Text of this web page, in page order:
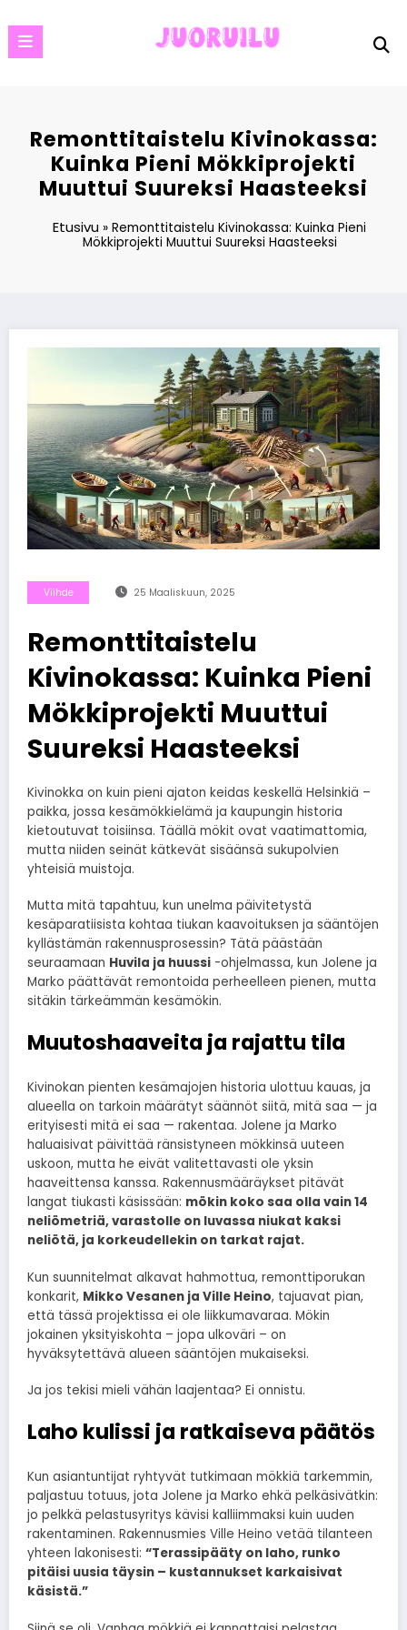
to
content
Remonttitaistelu Kivinokassa:
Kuinka Pieni Mökkiprojekti
Muuttui Suureksi Haasteeksi
Etusivu »Remonttitaistelu Kivinokassa: Kuinka Pieni
Mökkiprojekti Muuttui Suureksi Haasteeksi
Viihde 25 Maaliskuun, 2025
Remonttitaistelu
Kivinokassa: Kuinka Pieni
Mökkiprojekti Muuttui
Suureksi Haasteeksi
Kivinokka on kuin pieni ajaton keidas keskellä Helsinkiä –
paikka, jossa kesämökkielämä ja kaupungin historia
kietoutuvat toisiinsa. Täällä mökit ovat vaatimattomia,
mutta niiden seinät kätkevät sisäänsä sukupolvien
yhteisiä muistoja.
Mutta mitä tapahtuu, kun unelma päivitetystä
kesäparatiisista kohtaa tiukan kaavoituksen ja sääntöjen
kyllästämän rakennusprosessin? Tätä päästään
seuraamaan Huvila ja huussi -ohjelmassa, kun Jolene ja
Marko päättävät remontoida perheelleen pienen, mutta
sitäkin tärkeämmän kesämökin.
Muutoshaaveita ja rajattu tila
Kivinokan pienten kesämajojen historia ulottuu kauas, ja
alueella on tarkoin määrätyt säännöt siitä, mitä saa — ja
erityisesti mitä ei saa — rakentaa. Jolene ja Marko
haluaisivat päivittää ränsistyneen mökkinsä uuteen
uskoon, mutta he eivät valitettavasti ole yksin
haaveittensa kanssa. Rakennusmääräykset pitävät
langat tiukasti käsissään: mökin koko saa olla vain 14
neliömetriä, varastolle on luvassa niukat kaksi
neliötä, ja korkeudellekin on tarkat rajat.
Kun suunnitelmat alkavat hahmottua, remonttiporukan
konkarit, Mikko Vesanen ja Ville Heino, tajuavat pian,
että tässä projektissa ei ole liikkumavaraa. Mökin
jokainen yksityiskohta – jopa ulkoväri – on
hyväksytettävä alueen sääntöjen mukaiseksi.
Ja jos tekisi mieli vähän laajentaa? Ei onnistu.
Laho kulissi ja ratkaiseva päätös
Kun asiantuntijat ryhtyvät tutkimaan mökkiä tarkemmin,
paljastuu totuus, jota Jolene ja Marko ehkä pelkäsivätkin:
jo pelkkä pelastusyritys kävisi kalliimmaksi kuin uuden
rakentaminen. Rakennusmies Ville Heino vetää tilanteen
yhteen lakonisesti: “Terassipääty on laho, runko
pitäisi uusia täysin – kustannukset karkaisivat
käsistä.”